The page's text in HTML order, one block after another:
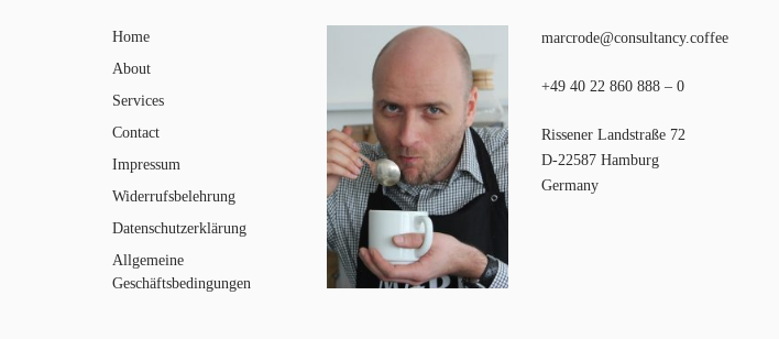
Home
About
Services
Contact
Impressum
Widerrufsbelehrung
Datenschutzerklärung
Allgemeine
Geschäftsbedingungen
marcrode@consultancy.coffee
+49 40 22 860 888 – 0
Rissener Landstraße 72
D-22587 Hamburg
Germany